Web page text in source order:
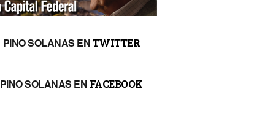
PINO SOLANAS ENTWITTER
PINO SOLANAS EN FACEBOOK